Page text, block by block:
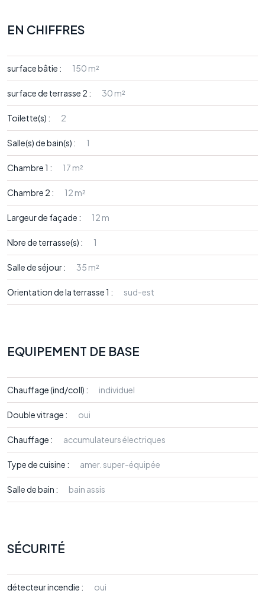
EN CHIFFRES
surface bâtie : 150 m²
surface de terrasse 2 : 30 m²
Toilette(s) : 2
Salle(s) de bain(s) : 1
Chambre 1 : 17 m²
Chambre 2 : 12 m²
Largeur de façade : 12 m
Nbre de terrasse(s) : 1
Salle de séjour : 35 m²
Orientation de la terrasse 1 : sud-est
EQUIPEMENT DE BASE
Chauffage (ind/coll) : individuel
Double vitrage : oui
Chauffage : accumulateurs électriques
Type de cuisine : amer. super-équipée
Salle de bain : bain assis
SÉCURITÉ
détecteur incendie : oui